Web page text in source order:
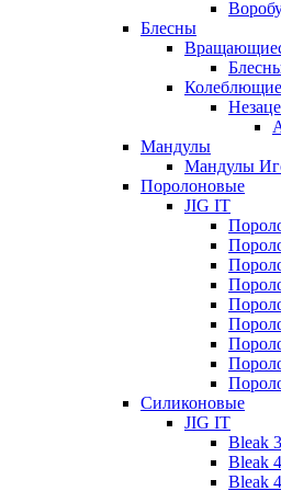
Блесны
Мандулы
Мандулы
Поролоновые
JIG IT
Силиконовые
JIG IT
Bleak
Bleak 4
Bleak